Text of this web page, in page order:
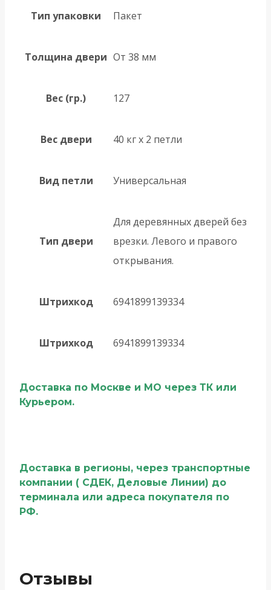
Тип упаковки Пакет
Толщина двери От 38 мм
Вес (гр.) 127
Вес двери 40 кг х 2 петли
Вид петли Универсальная
Тип двери
Для деревянных дверей без
врезки. Левого и правого
открывания.
Штрихкод 6941899139334
Штрихкод 6941899139334
Доставка по Москве и МО через ТК или
Курьером.
Доставка в регионы, через транспортные
компании ( СДЕК, Деловые Линии) до
терминала или адреса покупателя по
РФ.
Отзывы